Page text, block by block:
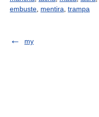
embuste mentira trampa
my